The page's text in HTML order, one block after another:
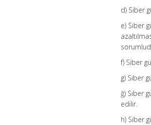
d) Siber
e) Siber
f) Siber
g) Siber
ğ) Siber
edilir.
h) Siber